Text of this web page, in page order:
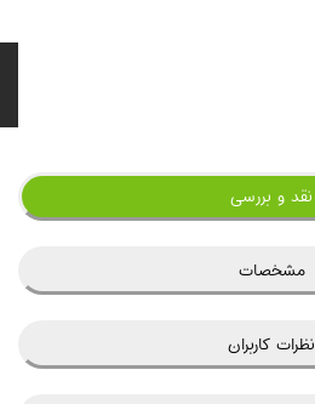
نقد و بررسی
مشخصات
نظرات کاربران